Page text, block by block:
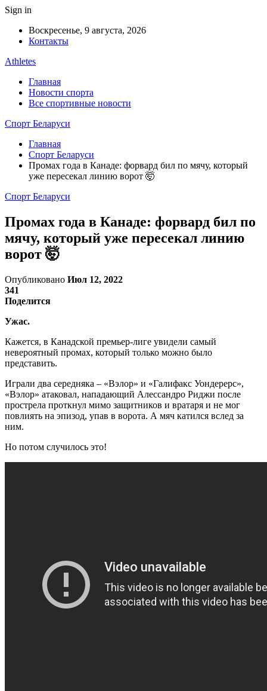
Sign in
Воскресенье, 9 августа, 2026
Контакты
Athletes
Главная
Новости спорта
Все спортивные новости
Спорт Беларуси
Главная
Спорт Беларуси
Промах года в Канаде: форвард бил по мячу, который
уже пересекал линию ворот 🤯
Спорт Беларуси
Промах года в Канаде: форвард бил по
мячу, который уже пересекал линию
ворот 🤯
Опубликовано Июл 12, 2022
341
Поделится
Ужас.
Кажется, в Канадской премьер-лиге увидели самый
невероятный промах, который только можно было
представить.
Играли два середняка – «Вэлор» и «Галифакс Уондерерс»,
«Вэлор» атаковал, нападающий Алессандро Риджи после
прострела проткнул мимо защитников и вратаря и не мог
повлиять на эпизод, упав в ворота. А мяч катился вслед за
ним.
Но потом случилось это!